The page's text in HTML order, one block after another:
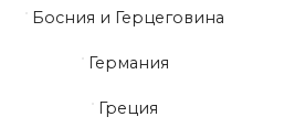
Босния и Герцеговина
Германия
Греция